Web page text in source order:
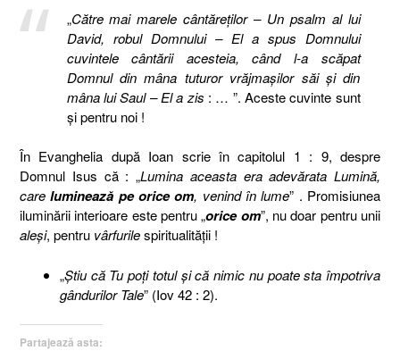
„Către mai marele cântăreţilor – Un psalm al lui
David, robul Domnului – El a spus Domnului
cuvintele cântării acesteia, când l-a scăpat
Domnul din mâna tuturor vrăjmaşilor săi şi din
mâna lui Saul – El a zis : … ”. Aceste cuvinte sunt
şi pentru noi !
În Evanghelia după Ioan scrie în capitolul 1 : 9, despre
Domnul Isus că : „Lumina aceasta era adevărata Lumină,
careluminează pe orice om, venind în lume” . Promisiunea
iluminării interioare este pentru „orice om”, nu doar pentru unii
aleşi, pentru vârfurilespiritualităţii !
„Ştiu că Tu poţi totul şi că nimic nu poate sta împotriva
gândurilor Tale” (Iov 42 : 2).
Partajează asta: